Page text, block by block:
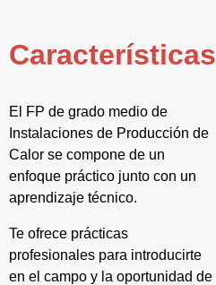
Características
El FP de grado medio de
Instalaciones de Producción de
Calor se compone de un
enfoque práctico junto con un
aprendizaje técnico.
Te ofrece prácticas
profesionales para introducirte
en el campo y la oportunidad de